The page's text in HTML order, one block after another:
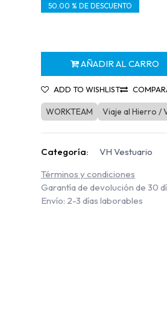
50.00 % DE DESCUENTO
AÑADIR AL CARRO
ADD TO WISHLIST
WORKTEAM Viaje al Hierro /
Categoría:
VH Vestuario
Términos y condiciones
Garantía de devolución de 30
Envío: 2-3 días laborables